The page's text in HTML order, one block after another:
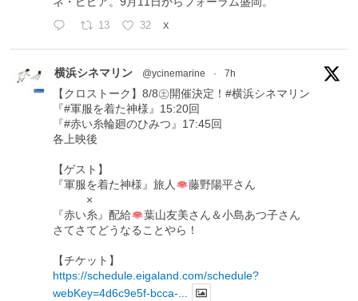
13 32 X
横浜シネマリン @ycinemarine · 7h
【クロストーク】8/8㊏開催決定！#横浜シネマリン
『#軍服を着た神様』15:20回
『#赤い糸輪廻のひみつ』17:45回
各上映後
【ゲスト】
『軍服を着た神様』旅人
藤野陽平さん
×
『赤い糸』配給
葉山友美さん＆小島あつ子さん
さてさてどうなることやら！
【チケット】
https://schedule.eigaland.com/schedule?
webKey=4d6c9e5f-bcca-...